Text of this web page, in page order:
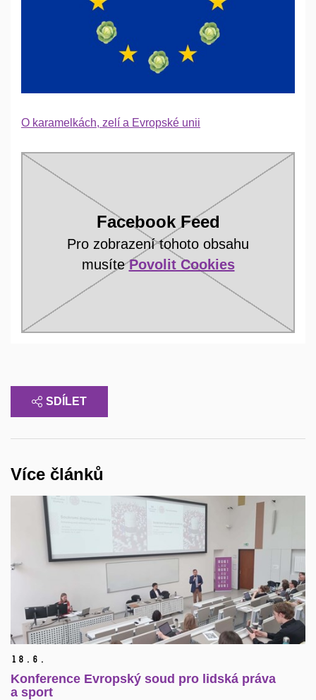
O karamelkách, zelí a Evropské unii
Facebook Feed
Pro zobrazení tohoto obsahu
musítePovolit Cookies
SDÍLET
Více článků
18. 6.
Konference Evropský soud pro lidská práva
a sport